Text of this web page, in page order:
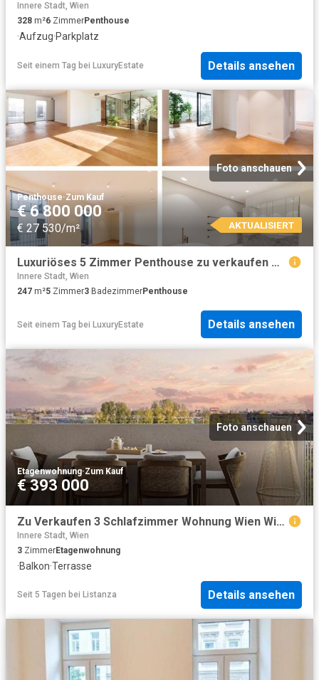
Innere Stadt, Wien
328 m²6 ZimmerPenthouse
·Aufzug·Parkplatz
Seit einem Tag bei LuxuryEstate Details ansehen
Foto anschauen
Penthouse·Zum Kauf
€ 6 800 000
€ 27 530/m² AKTUALISIERT
Luxuriöses 5 Zimmer Penthouse zu verkaufen Wien, Österreich
Innere Stadt, Wien
247 m²5 Zimmer3 BadezimmerPenthouse
Seit einem Tag bei LuxuryEstate Details ansehen
Foto anschauen
Etagenwohnung·Zum Kauf
€ 393 000
Zu Verkaufen 3 Schlafzimmer Wohnung Wien Wien DS104683898
Innere Stadt, Wien
3 ZimmerEtagenwohnung
·Balkon·Terrasse
Seit 5 Tagen bei Listanza Details ansehen